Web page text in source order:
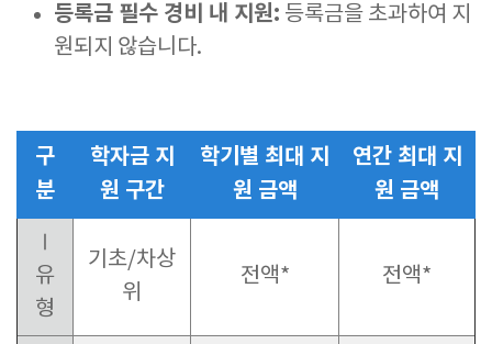
등록금 필수 경비 내 지원: 등록금을 초과하여 지
원되지 않습니다.
구
분
학자금 지
원 구간
학기별 최대 지
원 금액
연간 최대 지
원 금액
Ⅰ
유
형
기초/차상
위
전액* 전액*